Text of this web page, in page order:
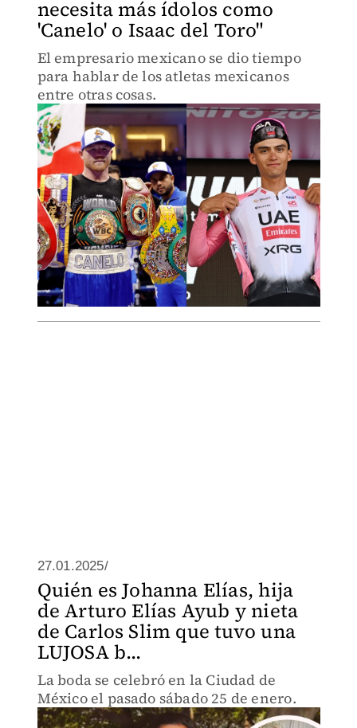
necesita más ídolos como
'Canelo' o Isaac del Toro"
El empresario mexicano se dio tiempo
para hablar de los atletas mexicanos
entre otras cosas.
27.01.2025/
Quién es Johanna Elías, hija
de Arturo Elías Ayub y nieta
de Carlos Slim que tuvo una
LUJOSA b...
La boda se celebró en la Ciudad de
México el pasado sábado 25 de enero.